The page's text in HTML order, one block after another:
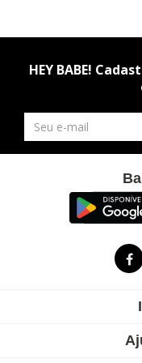
HEY BABE!
Newsletter